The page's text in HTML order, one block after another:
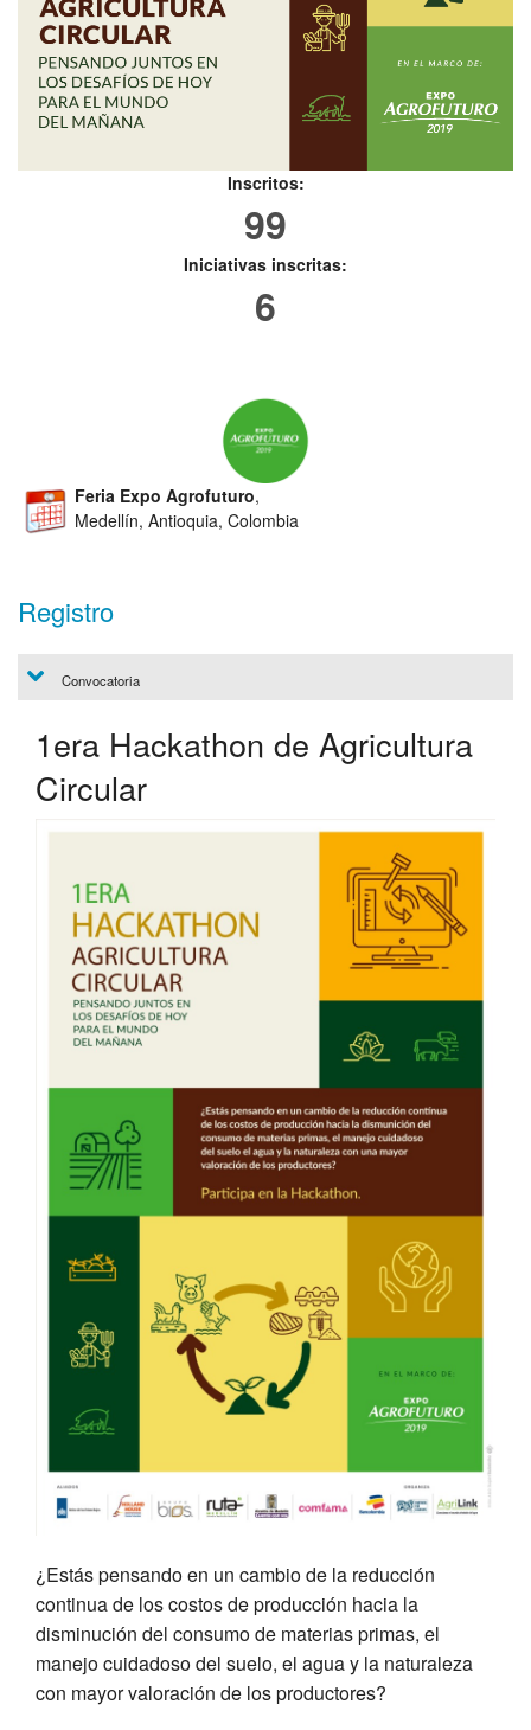
Inscritos:
99
Iniciativas inscritas:
6
Feria Expo Agrofuturo,
Medellín, Antioquia, Colombia
Registro
Convocatoria
1era Hackathon de Agricultura
Circular
¿Estás pensando en un cambio de la reducción
continua de los costos de producción hacia la
disminución del consumo de materias primas, el
manejo cuidadoso del suelo, el agua y la naturaleza
con mayor valoración de los productores?